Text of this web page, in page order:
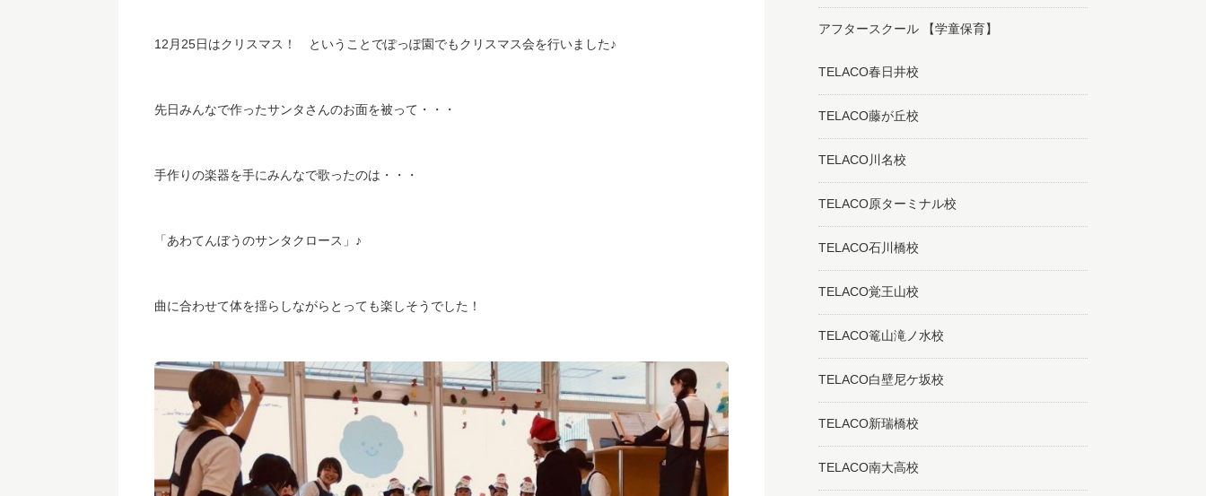
12月25日はクリスマス！ ということでぽっぽ園でもクリスマス会を行いました♪
先日みんなで作ったサンタさんのお面を被って・・・
手作りの楽器を手にみんなで歌ったのは・・・
「あわてんぼうのサンタクロース」♪
曲に合わせて体を揺らしながらとっても楽しそうでした！
アフタースクール 【学童保育】
TELACO春日井校
TELACO藤が丘校
TELACO川名校
TELACO原ターミナル校
TELACO石川橋校
TELACO覚王山校
TELACO篭山滝ノ水校
TELACO白壁尼ケ坂校
TELACO新瑞橋校
TELACO南大高校